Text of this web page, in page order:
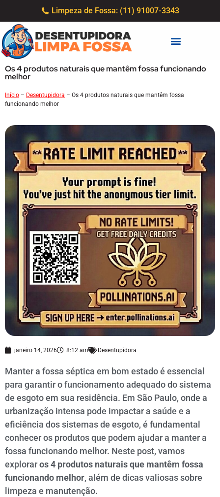
Limpeza de Fossa: (11) 91007-3343
Os 4 produtos naturais que mantêm fossa funcionando
melhor
Início – Desentupidora – Os 4 produtos naturais que mantêm fossa
funcionando melhor
janeiro 14, 2026 8:12 am Desentupidora
Manter a fossa séptica em bom estado é essencial
para garantir o funcionamento adequado do sistema
de esgoto em sua residência. Em São Paulo, onde a
urbanização intensa pode impactar a saúde e a
eficiência dos sistemas de esgoto, é fundamental
conhecer os produtos que podem ajudar a manter a
fossa funcionando melhor. Neste post, vamos
exploraros 4 produtos naturais que mantêm fossa
funcionando melhor, além de dicas valiosas sobre
limpeza e manutenção.